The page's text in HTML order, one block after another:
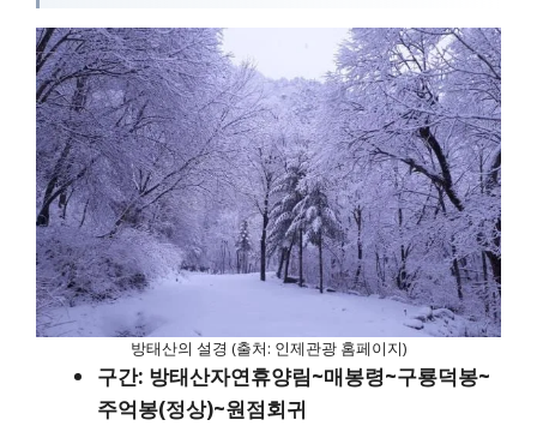
방태산의 설경 (출처: 인제관광 홈페이지)
구간: 방태산자연휴양림~매봉령~구룡덕봉~
주억봉(정상)~원점회귀